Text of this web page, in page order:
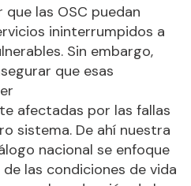
que las OSC puedan
ininterrumpidos a
Sin embargo,
que esas
afectadas por las fallas
sistema. De ahí nuestra
nacional se enfoque
las condiciones de vida